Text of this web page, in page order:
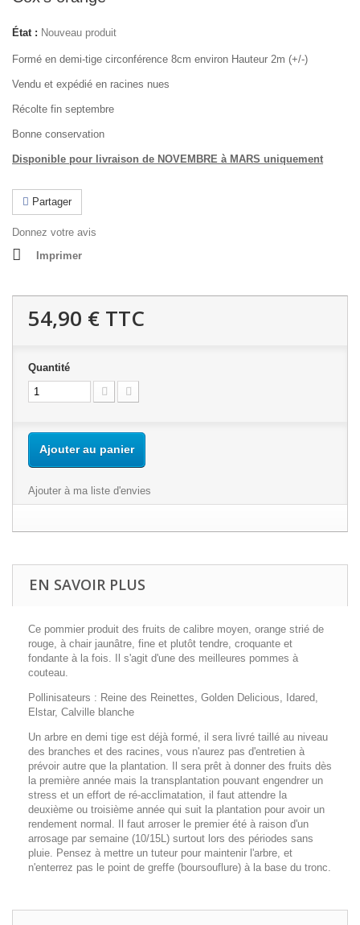
État : Nouveau produit
Formé en demi-tige circonférence 8cm environ Hauteur 2m (+/-)
Vendu et expédié en racines nues
Récolte fin septembre
Bonne conservation
Disponible pour livraison de NOVEMBRE à MARS uniquement
Partager
Donnez votre avis
Imprimer
54,90 € TTC
Quantité
Ajouter au panier
Ajouter à ma liste d'envies
EN SAVOIR PLUS
Ce pommier produit des fruits de calibre moyen, orange strié de
rouge, à chair jaunâtre, fine et plutôt tendre, croquante et
fondante à la fois. Il s'agit d'une des meilleures pommes à
couteau.
Pollinisateurs : Reine des Reinettes, Golden Delicious, Idared,
Elstar, Calville blanche
Un arbre en demi tige est déjà formé, il sera livré taillé au niveau
des branches et des racines, vous n'aurez pas d'entretien à
prévoir autre que la plantation. Il sera prêt à donner des fruits dès
la première année mais la transplantation pouvant engendrer un
stress et un effort de ré-acclimatation, il faut attendre la
deuxième ou troisième année qui suit la plantation pour avoir un
rendement normal. Il faut arroser le premier été à raison d'un
arrosage par semaine (10/15L) surtout lors des périodes sans
pluie. Pensez à mettre un tuteur pour maintenir l'arbre, et
n'enterrez pas le point de greffe (boursouflure) à la base du tronc.